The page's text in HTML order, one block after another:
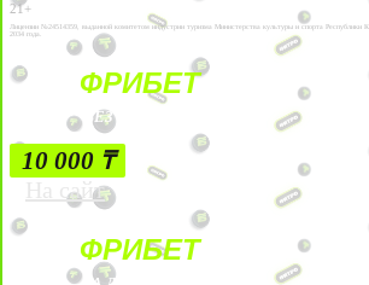
21+
Лицензии №24514359, выданной комитетом индустрии туризма Министерства культуры и спорта Республики
2034 года.
ФРИБЕТ
БЕЗ УСЛОВИЙ
10 000 ₸
На сайт
ФРИБЕТ